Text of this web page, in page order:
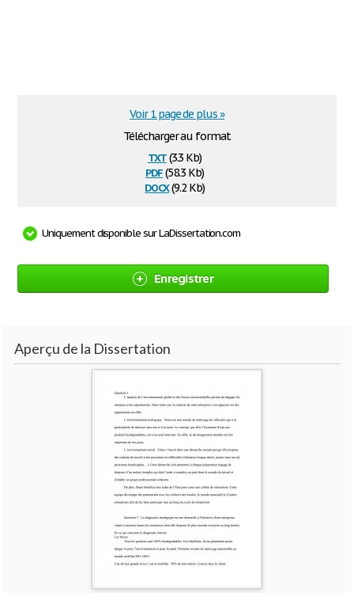
Télécharger au format
txt(3.3 Kb)
pdf(58.3 Kb)
docx(9.2 Kb)
Voir 1 page de plus »
Uniquement disponible sur LaDissertation.com
Enregistrer
Aperçu de la Dissertation